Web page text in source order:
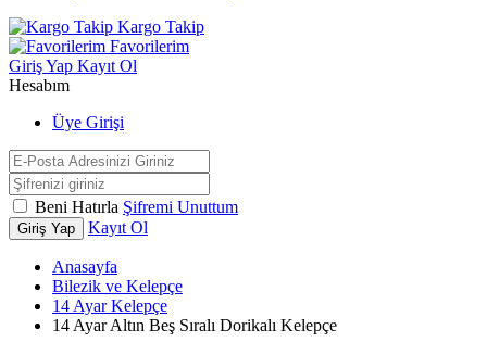
Kargo Takip
Favorilerim
Giriş Yap Kayıt Ol
Hesabım
Üye Girişi
Beni Hatırla Şifremi Unuttum
Giriş Yap Kayıt Ol
Anasayfa
Bilezik ve Kelepçe
14 Ayar Kelepçe
14 Ayar Altın Beş Sıralı Dorikalı Kelepçe